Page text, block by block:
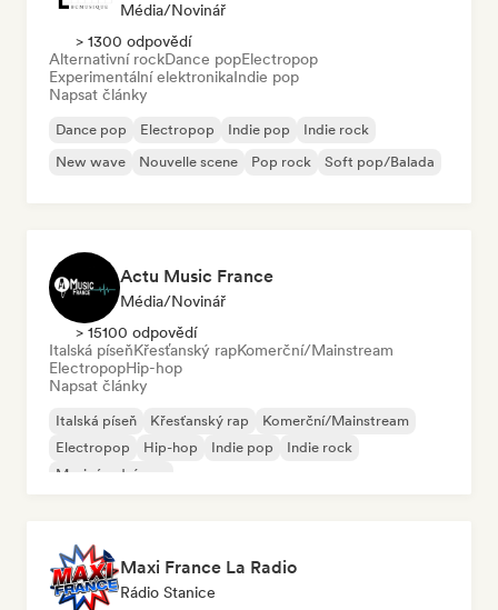
Média/novinář
> 1300 odpovědí
Alternativní rockDance popElectropop
Experimentální elektronikaIndie pop
Napsat články
Dance pop Electropop Indie pop
Indie rock
New wave
Nouvelle scene Pop rock Soft pop/Balada
Actu Music France
Média/novinář
> 15100 odpovědí
Italská píseňKřesťanský rapKomerční/Mainstream
ElectropopHip-hop
Napsat články
Italská píseň Křesťanský rap
Komerční/Mainstream
Electropop
Hip-hop Indie pop
Indie rock
Mezinárodní pop
Maxi France La Radio
Rádio Stanice